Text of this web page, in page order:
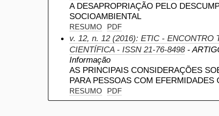
A DESAPROPRIAÇÃO PELO
SOCIOAMBIENTAL
RESUMO PDF
v. 12, n. 12 (2016): ETIC - ENCONTRO
CIENTÍFICA - ISSN 21-76-8498-
Informação
AS PRINCIPAIS CONSIDERAÇÕES
PARA PESSOAS COM EFERMIDADES
RESUMO PDF